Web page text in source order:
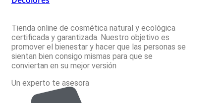
Tienda online de cosmética natural y ecológica
certificada y garantizada. Nuestro objetivo es
promover el bienestar y hacer que las personas se
sientan bien consigo mismas para que se
conviertan en su mejor versión
Un experto te asesora